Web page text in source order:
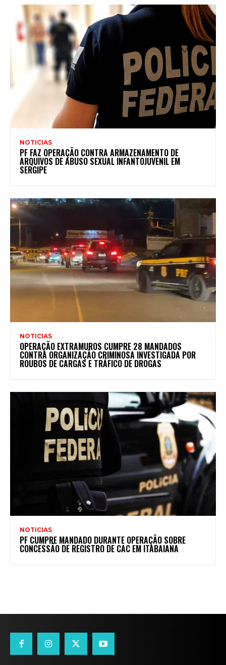
NOTICIAS
PF FAZ OPERAÇÃO CONTRA ARMAZENAMENTO DE
ARQUIVOS DE ABUSO SEXUAL INFANTOJUVENIL EM
SERGIPE
NOTICIAS
OPERAÇÃO EXTRAMUROS CUMPRE 28 MANDADOS
CONTRA ORGANIZAÇÃO CRIMINOSA INVESTIGADA POR
ROUBOS DE CARGAS E TRÁFICO DE DROGAS
NOTICIAS
PF CUMPRE MANDADO DURANTE OPERAÇÃO SOBRE
CONCESSÃO DE REGISTRO DE CAC EM ITABAIANA